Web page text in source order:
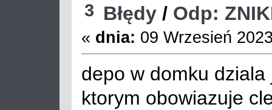
3 Błędy/ Odp:
« dnia: 09 Wrzesień
depo w domku
ktorym obowiazuje